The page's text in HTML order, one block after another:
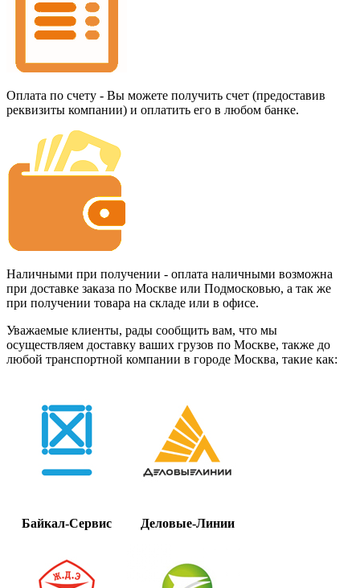
Оплата по счету - Вы можете получить счет (предоставив
реквизиты компании) и оплатить его в любом банке.
Наличными при получении - оплата наличными возможна
при доставке заказа по Москве или Подмосковью, а так же
при получении товара на складе или в офисе.
Уважаемые клиенты, рады сообщить вам, что мы
осуществляем доставку ваших грузов по Москве, также до
любой транспортной компании в городе Москва, такие как:
Байкал-Сервис Деловые-Линии